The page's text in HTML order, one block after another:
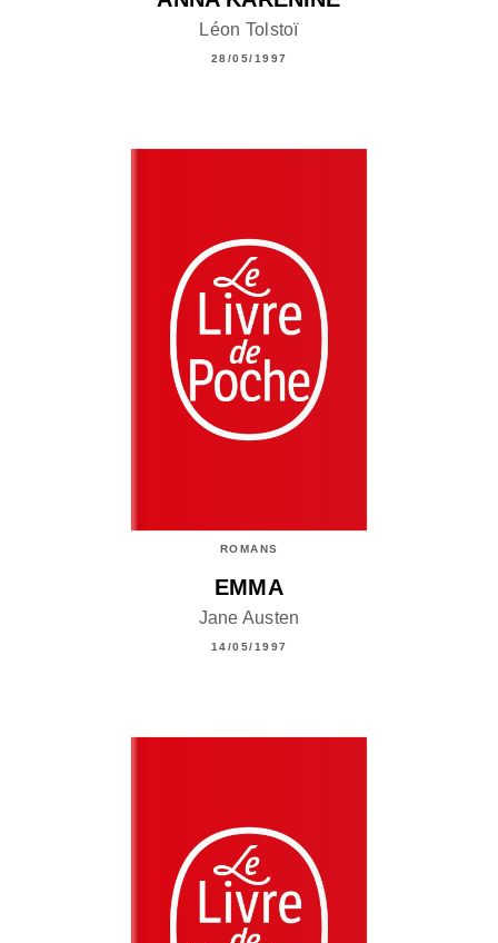
Léon Tolstoï
28/05/1997
ROMANS
EMMA
Jane Austen
14/05/1997